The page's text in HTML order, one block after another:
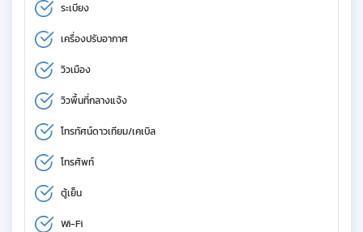
ระเบียง
เครื่องปรับอากาศ
วิวเมือง
วิวพื้นที่กลางแจ้ง
โทรทัศน์ดาวเทียม/เคเบิล
โทรศัพท์
ตู้เย็น
Wi-Fi